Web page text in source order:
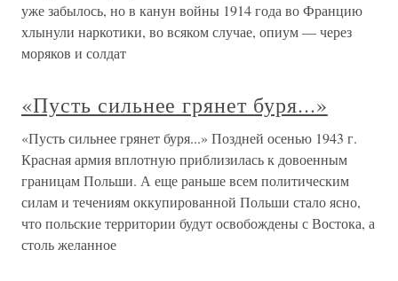
уже забылось, но в канун войны 1914 года во Францию
хлынули наркотики, во всяком случае, опиум — через
моряков и солдат
«Пусть сильнее грянет буря...»
«Пусть сильнее грянет буря...» Поздней осенью 1943 г.
Красная армия вплотную приблизилась к довоенным
границам Польши. А еще раньше всем политическим
силам и течениям оккупированной Польши стало ясно,
что польские территории будут освобождены с Востока, а
столь желанное